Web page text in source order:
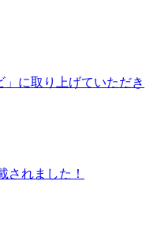
に取り上げていただき
されました！